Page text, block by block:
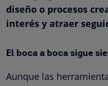
diseño o procesos
interés y atraer
El boca a boca sigue
Aunque las